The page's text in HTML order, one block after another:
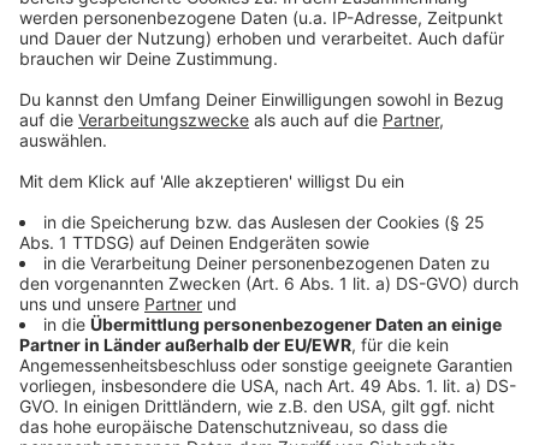
Düsseldorf: ADFC will Radweg zurück
Fahrradkilometer fürs Klima
Folge uns für mehr News & Updates:
Anzeige
Instagram|Facebook| WhatsApp-Kanal
Anzeige